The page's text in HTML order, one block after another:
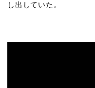
し出していた。